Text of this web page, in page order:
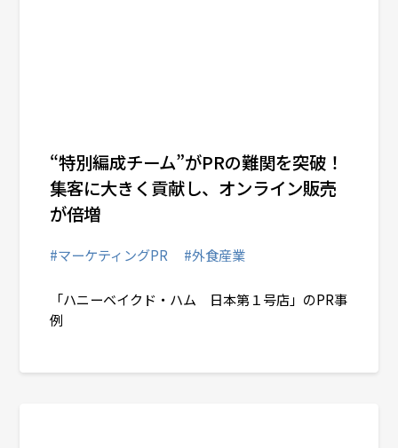
「ハニーベイクド・ハム 日本第１号店」のPR事
例
#マーケティングPR #外食産業
“特別編成チーム”がPRの難関を突破！
集客に大きく貢献し、オンライン販売
が倍増